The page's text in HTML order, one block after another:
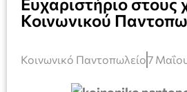
Κοινωνικού
Κοινωνικό Παντοπωλείο7